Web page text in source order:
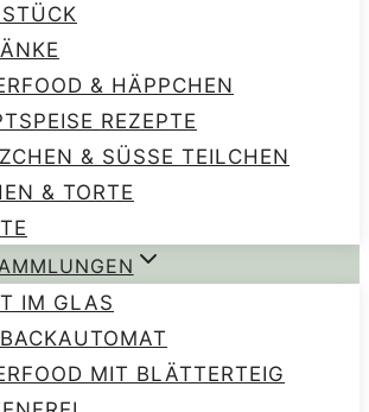
& HÄPPCHEN
REZEPTE
& SÜSSE TEILCHEN
& TORTE
IM GLAS
MIT BLÄTTERTEIG